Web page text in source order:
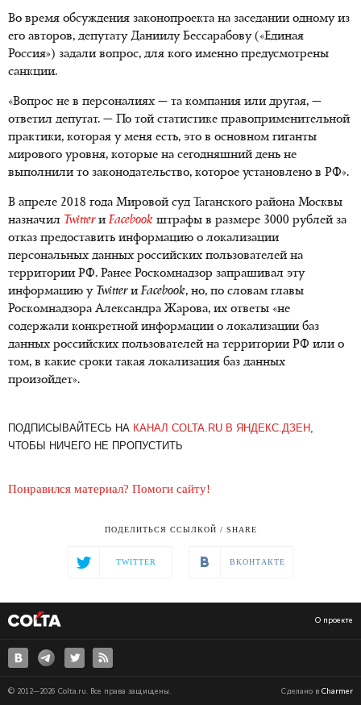
Во время обсуждения законопроекта на заседании одному из
его авторов, депутату Даниилу Бессарабову («Единая
Россия») задали вопрос, для кого именно предусмотрены
санкции.
«Вопрос не в персоналиях — та компания или другая, —
ответил депутат. — По той статистике правоприменительной
практики, которая у меня есть, это в основном гиганты
мирового уровня, которые на сегодняшний день не
выполнили то законодательство, которое установлено в РФ».
В апреле 2018 года Мировой суд Таганского района Москвы
назначил TwitterиFacebook штрафы в размере 3000 рублей за
отказ предоставить информацию о локализации
персональных данных российских пользователей на
территории РФ. Ранее Роскомнадзор запрашивал эту
информацию у TwitterиFacebook, но, по словам главы
Роскомнадзора Александра Жарова, их ответы «не
содержали конкретной информации о локализации баз
данных российских пользователей на территории РФ или о
том, в какие сроки такая локализация баз данных
произойдет».
ПОДПИСЫВАЙТЕСЬ НА КАНАЛ COLTA.RU В ЯНДЕКС.ДЗЕН ,
ЧТОБЫ НИЧЕГО НЕ ПРОПУСТИТЬ
Понравился материал? Помоги сайту!
ПОДЕЛИТЬСЯ ССЫЛКОЙ / SHARE
TWITTER ВКОНТАКТЕ
О проекте
© 2012—2026 Colta.ru. Все права защищены. Сделано в Charmer